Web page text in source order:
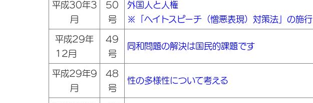
平成30年3
月
50
号
外国人と人権
※「ヘイトスピーチ（憎悪表現）対策法」の施行
平成29年
12月
49
号
同和問題の解決は国民的課題です
平成29年9
月
48
号
性の多様性について考える